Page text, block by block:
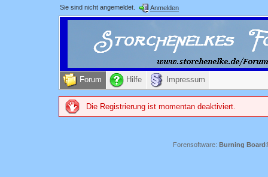
Sie sind nicht angemeldet. Anmelden
Forum Hilfe Impressum
Die Registrierung ist momentan deaktiviert.
Forensoftware: Burning